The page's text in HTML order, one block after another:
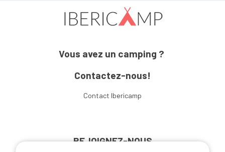
Vous avez un camping ?
Contactez-nous!
Contact Ibericamp
REJOIGNEZ-NOUS